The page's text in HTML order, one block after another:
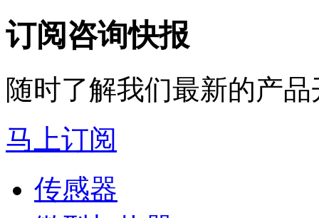
订阅咨询快报
随时了解我们最新的产
马上订阅
传感器